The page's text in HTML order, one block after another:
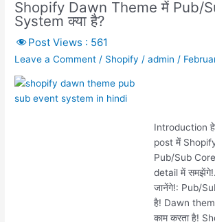
Shopify Dawn Theme में Pub/
System क्या है?
Post Views : 561
Leave a Comment / Shopify /admin/
Introduction
post में
Pub/Sub
detail में
जानेंगे!: Pub/
है! Dawn
काम करता है!